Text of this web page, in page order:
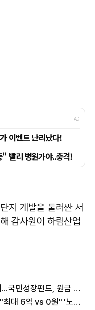
지 개발을 둘러싼 서
감사원이 하림산업
정부 "손실 20% 보장해준다"더니...국민성장펀드, 원금 손실 시작됐다
주가 악재 되나...삼성전자 성과급 "최대 6억 vs 0원" '노노갈등' 터진 이유